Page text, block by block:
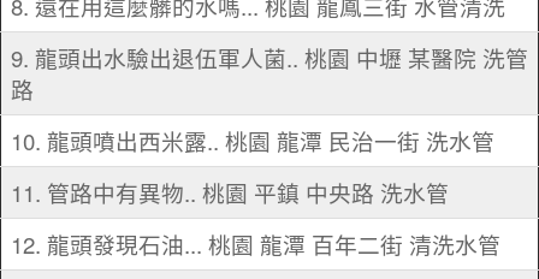
8. 還在用這麼髒的水嗎... 桃園 龍鳳三街 水管清洗
9. 龍頭出水驗出退伍軍人菌.. 桃園 中壢 某醫院 洗管
路
10. 龍頭噴出西米露.. 桃園 龍潭 民治一街 洗水管
11. 管路中有異物.. 桃園 平鎮 中央路 洗水管
12. 龍頭發現石油... 桃園 龍潭 百年二街 清洗水管